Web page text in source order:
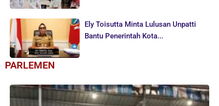
Ely Toisutta Minta Lulusan Unpatti
Bantu Penerintah Kota...
PARLEMEN